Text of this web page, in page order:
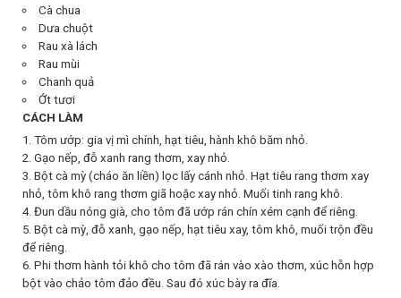
Cà chua
Dưa chuột
Rau xà lách
Rau mùi
Chanh quả
Ớt tươi
CÁCH LÀM
1. Tôm ướp: gia vị mì chính, hạt tiêu, hành khô băm nhỏ.
2. Gạo nếp, đỗ xanh rang thơm, xay nhỏ.
3. Bột cà mỳ (cháo ăn liền) lọc lấy cánh nhỏ. Hạt tiêu rang thơm xay
nhỏ, tôm khô rang thơm giã hoặc xay nhỏ. Muối tinh rang khô.
4. Đun dầu nóng già, cho tôm đã ướp rán chín xém cạnh để riêng.
5. Bột cà mỳ, đỗ xanh, gạo nếp, hạt tiêu xay, tôm khô, muối trộn đều
để riêng.
6. Phi thơm hành tỏi khô cho tôm đã rán vào xào thơm, xúc hỗn hợp
bột vào chảo tôm đảo đều. Sau đó xúc bày ra đĩa.